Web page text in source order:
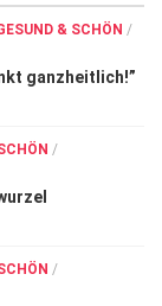
& SCHÖN /
ganzheitlich!”
/
/